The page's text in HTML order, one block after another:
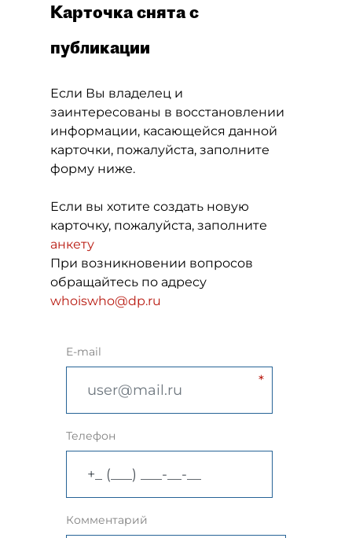
Карточка снята с
публикации
Если Вы владелец и
заинтересованы в восстановлении
информации, касающейся данной
карточки, пожалуйста, заполните
форму ниже.
Если вы хотите создать новую
карточку, пожалуйста, заполните
анкету
При возникновении вопросов
обращайтесь по адресу
whoiswho@dp.ru
E-mail
Телефон
Комментарий